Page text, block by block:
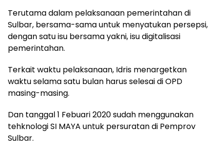
Terutama dalam pelaksanaan pemerintahan di
Sulbar, bersama-sama untuk menyatukan persepsi,
dengan satu isu bersama yakni, isu digitalisasi
pemerintahan.
Terkait waktu pelaksanaan, Idris menargetkan
waktu selama satu bulan harus selesai di OPD
masing-masing.
Dan tanggal 1 Febuari 2020 sudah menggunakan
tehknologi SI MAYA untuk persuratan di Pemprov
Sulbar.